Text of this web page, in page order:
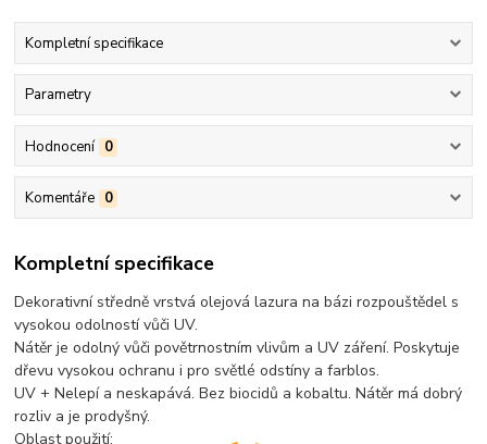
Kompletní specifikace
Parametry
Hodnocení 0
Komentáře 0
Kompletní specifikace
Dekorativní středně vrstvá olejová lazura na bázi rozpouštědel s
vysokou odolností vůči UV.
Nátěr je odolný vůči povětrnostním vlivům a UV záření. Poskytuje
dřevu vysokou ochranu i pro světlé odstíny a farblos.
UV + Nelepí a neskapává. Bez biocidů a kobaltu. Nátěr má dobrý
rozliv a je prodyšný.
Oblast použití: